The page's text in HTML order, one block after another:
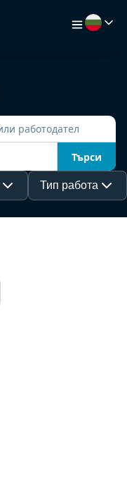
Търси
Тип работа